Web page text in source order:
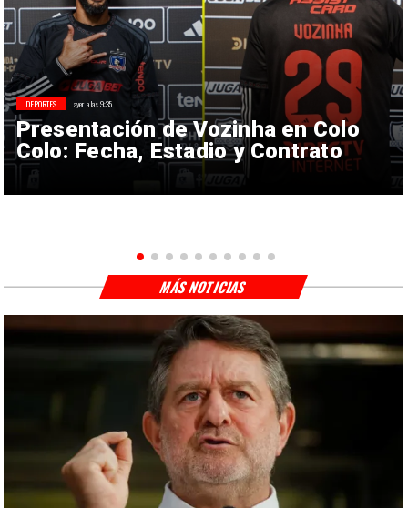
Presentación de Vozinha en Colo
Colo: Fecha, Estadio y Contrato
DEPORTES ayer a las 9:35
MÁS NOTICIAS